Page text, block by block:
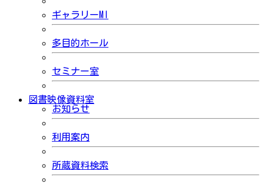
ギャラリーMI
多目的ホール
セミナー室
図書映像資料室
お知らせ
利用案内
所蔵資料検索